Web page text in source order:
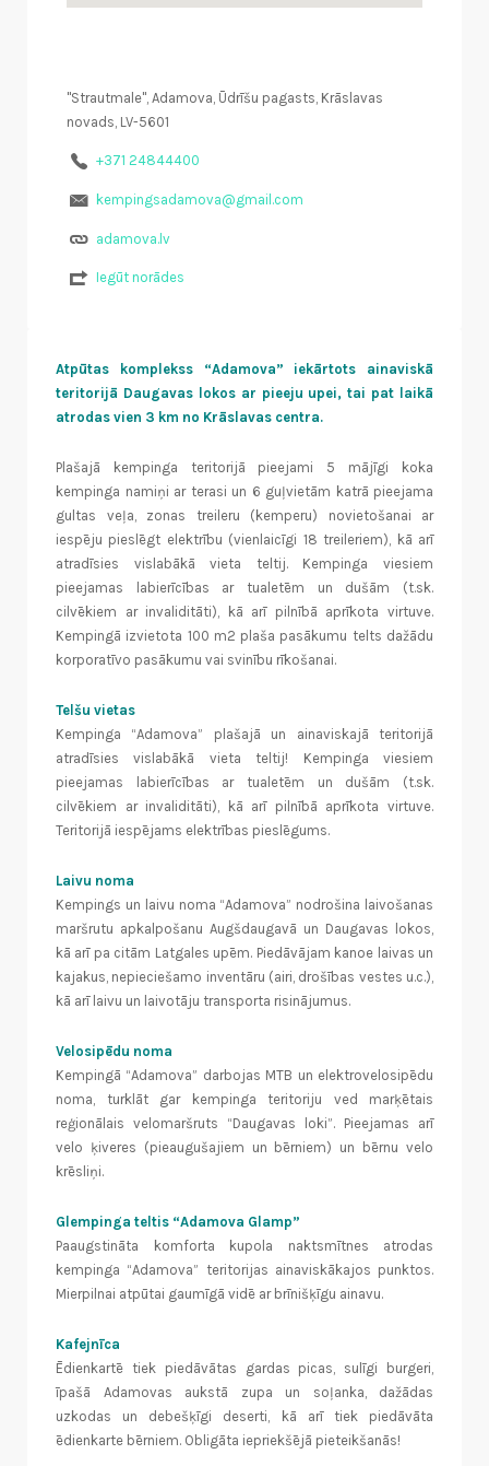
"Strautmale", Adamova, Ūdrīšu pagasts, Krāslavas
novads, LV-5601
+371 24844400
kempingsadamova@gmail.com
adamova.lv
Iegūt norādes
Atpūtas komplekss “Adamova” iekārtots ainaviskā
teritorijā Daugavas lokos ar pieeju upei, tai pat laikā
atrodas vien 3 km no Krāslavas centra.
Plašajā kempinga teritorijā pieejami 5 mājīgi koka
kempinga namiņi ar terasi un 6 guļvietām katrā pieejama
gultas veļa, zonas treileru (kemperu) novietošanai ar
iespēju pieslēgt elektrību (vienlaicīgi 18 treileriem), kā arī
atradīsies vislabākā vieta teltij. Kempinga viesiem
pieejamas labierīcības ar tualetēm un dušām (t.sk.
cilvēkiem ar invaliditāti), kā arī pilnībā aprīkota virtuve.
Kempingā izvietota 100 m2 plaša pasākumu telts dažādu
korporatīvo pasākumu vai svinību rīkošanai.
Telšu vietas
Kempinga “Adamova” plašajā un ainaviskajā teritorijā
atradīsies vislabākā vieta teltij! Kempinga viesiem
pieejamas labierīcības ar tualetēm un dušām (t.sk.
cilvēkiem ar invaliditāti), kā arī pilnībā aprīkota virtuve.
Teritorijā iespējams elektrības pieslēgums.
Laivu noma
Kempings un laivu noma “Adamova” nodrošina laivošanas
maršrutu apkalpošanu Augšdaugavā un Daugavas lokos,
kā arī pa citām Latgales upēm. Piedāvājam kanoe laivas un
kajakus, nepieciešamo inventāru (airi, drošības vestes u.c.),
kā arī laivu un laivotāju transporta risinājumus.
Velosipēdu noma
Kempingā “Adamova” darbojas MTB un elektrovelosipēdu
noma, turklāt gar kempinga teritoriju ved marķētais
reģionālais velomaršruts “Daugavas loki”. Pieejamas arī
velo ķiveres (pieaugušajiem un bērniem) un bērnu velo
krēsliņi.
Glempinga teltis “Adamova Glamp”
Paaugstināta komforta kupola naktsmītnes atrodas
kempinga “Adamova” teritorijas ainaviskākajos punktos.
Mierpilnai atpūtai gaumīgā vidē ar brīnišķīgu ainavu.
Kafejnīca
Ēdienkartē tiek piedāvātas gardas picas, sulīgi burgeri,
īpašā Adamovas aukstā zupa un soļanka, dažādas
uzkodas un debešķīgi deserti, kā arī tiek piedāvāta
ēdienkarte bērniem. Obligāta iepriekšējā pieteikšanās!